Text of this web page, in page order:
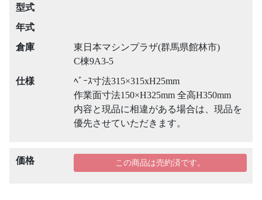
型式
年式
倉庫
東日本マシンプラザ(群馬県館林市)
C棟9A3-5
仕様
ﾍﾞｰｽ寸法315×315xH25mm
作業面寸法150×H325mm 全高H350mm
内容と現品に相違がある場合は、現品を
優先させていただきます。
価格 この商品は売約済です。